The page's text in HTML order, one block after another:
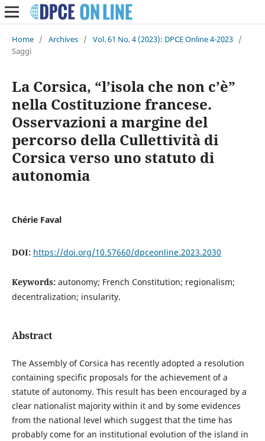
Home / Archives / Vol. 61 No. 4 (2023): DPCE Online 4-2023 /
Saggi
La Corsica, “l’isola che non c’è”
nella Costituzione francese.
Osservazioni a margine del
percorso della Cullettività di
Corsica verso uno statuto di
autonomia
Chérie Faval
DOI: https://doi.org/10.57660/dpceonline.2023.2030
Keywords: autonomy; French Constitution; regionalism;
decentralization; insularity.
Abstract
The Assembly of Corsica has recently adopted a resolution
containing specific proposals for the achievement of a
statute of autonomy. This result has been encouraged by a
clear nationalist majority within it and by some evidences
from the national level which suggest that the time has
probably come for an institutional evolution of the island in